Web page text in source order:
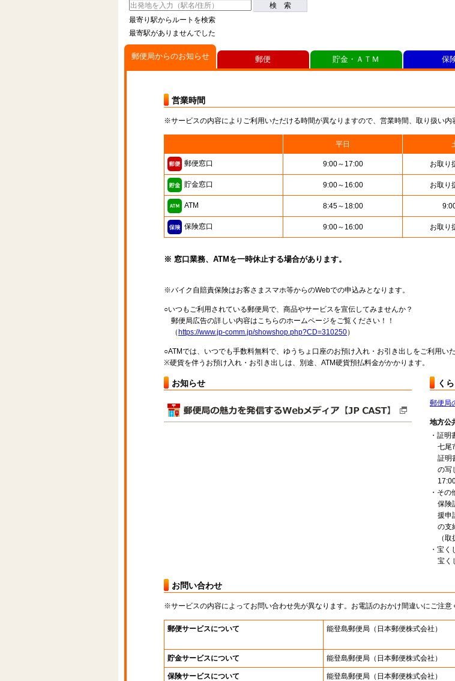
検 索
最寄り駅からルートを検索
最寄駅がありませんでした
郵便局からのお知らせ
営業時間
※サービスの内容によりご利用いただける時間が異なりますので、営業時間、取り扱い内
平日
郵便窓口 9:00～17:00 お取り
貯金窓口 9:00～16:00 お取り
ATM 8:45～18:00
保険窓口 9:00～16:00 お取り
※ 窓口業務、ATMを一時休止する場合があります。
※バイク自賠責保険はお客さまスマホ等からのWebでの申込みとなります。
○いつもご利用されている郵便局で、商品やサービスを宣伝してみませんか？
郵便局広告の詳しい内容はこちらのホームページをご覧ください！！
（ https://www.jp-comm.jp/showshop.php?CD=310250）
○ATMでは、いつでも手数料無料で、ゆうちょ口座のお預け入れ・お引き出しをご利用いた
※硬貨を伴うお預け入れ・お引き出しは、別途、ATM硬貨預払料金がかかります。
お知らせ く
郵便局
地方公
・証明
七尾
証明
の写
17:00
・その
保険
援申
の支
（
・宝く
宝く
お問い合わせ
※サービスの内容によってお問い合わせ先が異なります。お電話のおかけ間違いにご注意
郵便サービスについて 能登島郵便局 （日本郵便株式会社）
貯金サービスについて 能登島郵便局 （日本郵便株式会社）
保険サービスについて 能登島郵便局 （日本郵便株式会社）
郵便 貯金・ＡＴＭ 保